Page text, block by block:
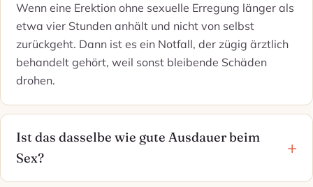
Wenn eine Erektion ohne sexuelle Erregung länger als
etwa vier Stunden anhält und nicht von selbst
zurückgeht. Dann ist es ein Notfall, der zügig ärztlich
behandelt gehört, weil sonst bleibende Schäden
drohen.
Ist das dasselbe wie gute Ausdauer beim
Sex?